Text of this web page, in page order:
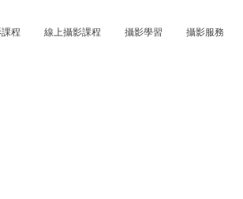
程 線上攝影課程 攝影學習 攝影服務